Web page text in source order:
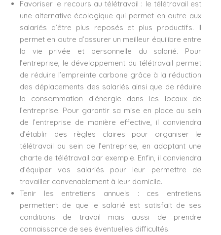
Favoriser le recours au télétravail : le télétravail est
une alternative écologique qui permet en outre aux
salariés d’être plus reposés et plus productifs. Il
permet en outre d’assurer un meilleur équilibre entre
la vie privée et personnelle du salarié. Pour
l’entreprise, le développement du télétravail permet
de réduire l’empreinte carbone grâce à la réduction
des déplacements des salariés ainsi que de réduire
la consommation d’énergie dans les locaux de
l’entreprise. Pour garantir sa mise en place au sein
de l’entreprise de manière effective, il conviendra
d’établir des règles claires pour organiser le
télétravail au sein de l’entreprise, en adoptant une
charte de télétravail par exemple. Enfin, il conviendra
d’équiper vos salariés pour leur permettre de
travailler convenablement à leur domicile.
Tenir les entretiens annuels : ces entretiens
permettent de que le salarié est satisfait de ses
conditions de travail mais aussi de prendre
connaissance de ses éventuelles difficultés.